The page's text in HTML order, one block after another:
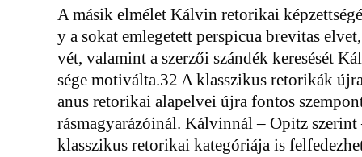
A másik elmélet Kálvin retorikai
y a sokat emlegetett perspicua brevitas
vét, valamint a szerzői szándék keresését
sége motiválta.32 A klasszikus retorikák
anus retorikai alapelvei újra fontos
rásmagyarázóinál. Kálvinnál – Opitz szerint
klasszikus retorikai kategóriája is